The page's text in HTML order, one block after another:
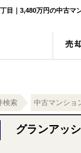
｜3,480万円の中古マ
売
相
学
検索 中古マンショ
グランアッ